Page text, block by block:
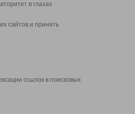
в глазах
сайтов и принять
ссылок в поисковых